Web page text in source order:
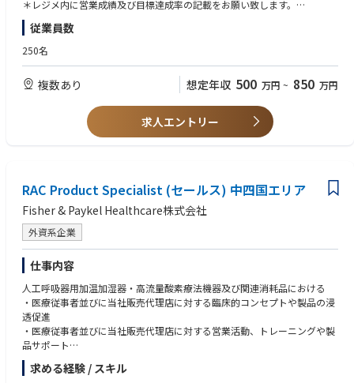
＊レジメ内に営業成績及び目標達成率の記載をお願い致します。
MR認定資格、運転免許証
従業員数
250名
複数あり 想定年収 500 万円 ~ 850 万円
求人エントリー
RAC Product Specialist (セールス) 中四国エリア
Fisher & Paykel Healthcare株式会社
外資系企業
仕事内容
人工呼吸器用加温加湿器・高流量酸素療法機器及び関連消耗品における
・医療従事者並びに当社販売代理店に対する臨床的コンセプトや製品の浸
透促進
・医療従事者並びに当社販売代理店に対する営業活動、トレーニングや製
品サポート
・担当地域における拡販施策の立案・遂行並びに市場動向の情報収集
求める経験 / スキル